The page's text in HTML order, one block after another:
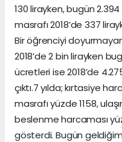
130 lirayken, bugün
masrafı 2018’de 337
Bir öğrenciyi
2018’de 2 bin lirayken
ücretleri ise 2018’de
çıktı.7 yılda; kırtasiye
masrafı yüzde 1158,
beslenme harcaması
gösterdi. Bugün